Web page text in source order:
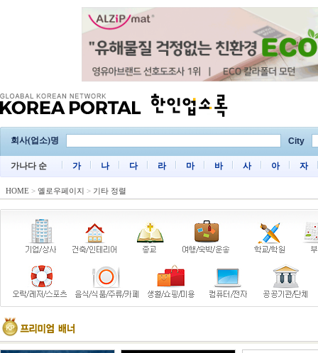
회사(업소)명 City
가나다 순 가 나 다 라 마 바 사 아 자
HOME > 옐로우페이지 > 기타 정렬